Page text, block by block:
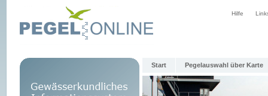
Hilfe
Start Pegelauswahl über Karte